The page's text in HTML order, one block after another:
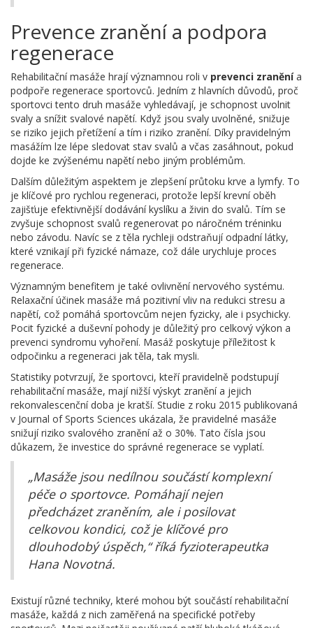
Prevence zranění a podpora
regenerace
Rehabilitační masáže hrají významnou roli v prevenci zraněnía
podpoře regenerace sportovců. Jedním z hlavních důvodů, proč
sportovci tento druh masáže vyhledávají, je schopnost uvolnit
svaly a snížit svalové napětí. Když jsou svaly uvolněné, snižuje
se riziko jejich přetížení a tím i riziko zranění. Díky pravidelným
masážím lze lépe sledovat stav svalů a včas zasáhnout, pokud
dojde ke zvýšenému napětí nebo jiným problémům.
Dalším důležitým aspektem je zlepšení průtoku krve a lymfy. To
je klíčové pro rychlou regeneraci, protože lepší krevní oběh
zajišťuje efektivnější dodávání kyslíku a živin do svalů. Tím se
zvyšuje schopnost svalů regenerovat po náročném tréninku
nebo závodu. Navíc se z těla rychleji odstraňují odpadní látky,
které vznikají při fyzické námaze, což dále urychluje proces
regenerace.
Významným benefitem je také ovlivnění nervového systému.
Relaxační účinek masáže má pozitivní vliv na redukci stresu a
napětí, což pomáhá sportovcům nejen fyzicky, ale i psychicky.
Pocit fyzické a duševní pohody je důležitý pro celkový výkon a
prevenci syndromu vyhoření. Masáž poskytuje příležitost k
odpočinku a regeneraci jak těla, tak mysli.
Statistiky potvrzují, že sportovci, kteří pravidelně podstupují
rehabilitační masáže, mají nižší výskyt zranění a jejich
rekonvalescenční doba je kratší. Studie z roku 2015 publikovaná
v Journal of Sports Sciences ukázala, že pravidelné masáže
snižují riziko svalového zranění až o 30%. Tato čísla jsou
důkazem, že investice do správné regenerace se vyplatí.
„Masáže jsou nedílnou součástí komplexní
péče o sportovce. Pomáhají nejen
předcházet zraněním, ale i posilovat
celkovou kondici, což je klíčové pro
dlouhodobý úspěch,“ říká fyzioterapeutka
Hana Novotná.
Existují různé techniky, které mohou být součástí rehabilitační
masáže, každá z nich zaměřená na specifické potřeby